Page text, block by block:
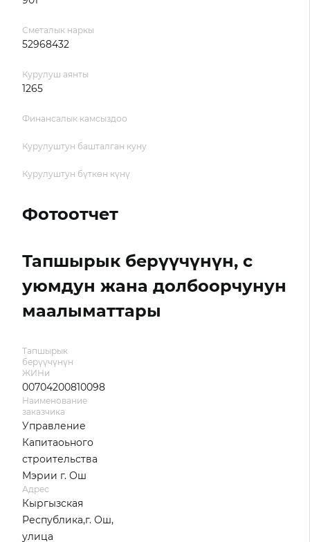
Сметалык наркы
52968432
Курулуш аянты
1265
Финансалык камсыздоо
Курулуштун башталган куну
Курулуштун бүткөн күнү
Фотоотчет
Тапшырык берүүчүнүн, с
уюмдун жана долбоорчунун
маалыматтары
Тапшырык
берүүчүнүн
ЖИНи
00704200810098
Наименование
заказчика
Управление
Капитаоьного
строительства
Мэрии г. Ош
Адрес
Кыргызская
Республика,г. Ош,
улица